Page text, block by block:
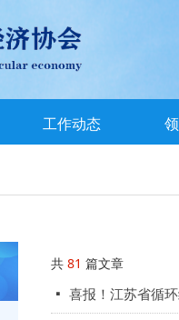
工作动态
共 81 篇文章
넷 喜报！江苏省循